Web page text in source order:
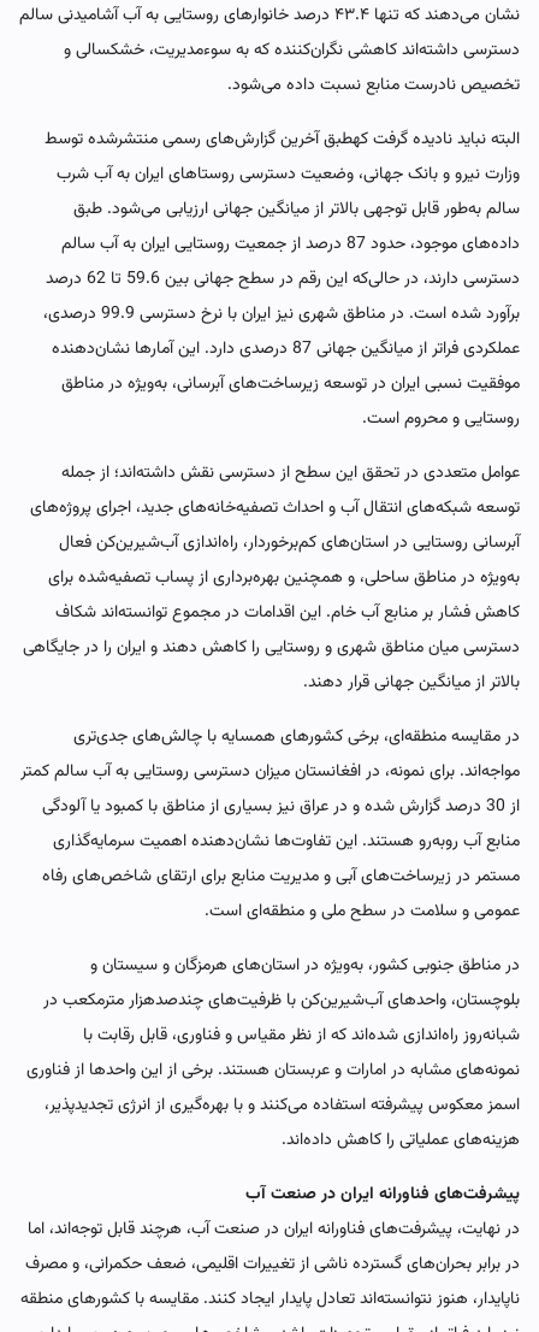
نشان می‌دهند که تنها ۴۳.۴ درصد خانوارهای روستایی به آب آشامیدنی سالم
دسترسی داشته‌اند کاهشی نگران‌کننده که به سوءمدیریت، خشکسالی و
تخصیص نادرست منابع نسبت داده می‌شود.
البته نباید نادیده گرفت کهطبق آخرین گزارش‌های رسمی منتشرشده توسط
وزارت نیرو و بانک جهانی، وضعیت دسترسی روستاهای ایران به آب شرب
سالم به‌طور قابل توجهی بالاتر از میانگین جهانی ارزیابی می‌شود. طبق
داده‌های موجود، حدود 87 درصد از جمعیت روستایی ایران به آب سالم
دسترسی دارند، در حالی‌که این رقم در سطح جهانی بین 59.6 تا 62 درصد
برآورد شده است. در مناطق شهری نیز ایران با نرخ دسترسی 99.9 درصدی،
عملکردی فراتر از میانگین جهانی 87 درصدی دارد. این آمارها نشان‌دهنده
موفقیت نسبی ایران در توسعه زیرساخت‌های آبرسانی، به‌ویژه در مناطق
روستایی و محروم است.
عوامل متعددی در تحقق این سطح از دسترسی نقش داشته‌اند؛ از جمله
توسعه شبکه‌های انتقال آب و احداث تصفیه‌خانه‌های جدید، اجرای پروژه‌های
آبرسانی روستایی در استان‌های کم‌برخوردار، راه‌اندازی آب‌شیرین‌کن فعال
به‌ویژه در مناطق ساحلی، و همچنین بهره‌برداری از پساب تصفیه‌شده برای
کاهش فشار بر منابع آب خام. این اقدامات در مجموع توانسته‌اند شکاف
دسترسی میان مناطق شهری و روستایی را کاهش دهند و ایران را در جایگاهی
بالاتر از میانگین جهانی قرار دهند.
در مقایسه منطقه‌ای، برخی کشورهای همسایه با چالش‌های جدی‌تری
مواجه‌اند. برای نمونه، در افغانستان میزان دسترسی روستایی به آب سالم کمتر
از 30 درصد گزارش شده و در عراق نیز بسیاری از مناطق با کمبود یا آلودگی
منابع آب روبه‌رو هستند. این تفاوت‌ها نشان‌دهنده اهمیت سرمایه‌گذاری
مستمر در زیرساخت‌های آبی و مدیریت منابع برای ارتقای شاخص‌های رفاه
عمومی و سلامت در سطح ملی و منطقه‌ای است.
در مناطق جنوبی کشور، به‌ویژه در استان‌های هرمزگان و سیستان و
بلوچستان، واحدهای آب‌شیرین‌کن با ظرفیت‌های چندصدهزار مترمکعب در
شبانه‌روز راه‌اندازی شده‌اند که از نظر مقیاس و فناوری، قابل رقابت با
نمونه‌های مشابه در امارات و عربستان هستند. برخی از این واحدها از فناوری
اسمز معکوس پیشرفته استفاده می‌کنند و با بهره‌گیری از انرژی تجدیدپذیر،
هزینه‌های عملیاتی را کاهش داده‌اند.
پیشرفت‌های فناورانه ایران در صنعت آب
در نهایت، پیشرفت‌های فناورانه ایران در صنعت آب، هرچند قابل توجه‌اند، اما
در برابر بحران‌های گسترده ناشی از تغییرات اقلیمی، ضعف حکمرانی، و مصرف
ناپایدار، هنوز نتوانسته‌اند تعادل پایدار ایجاد کنند. مقایسه با کشورهای منطقه